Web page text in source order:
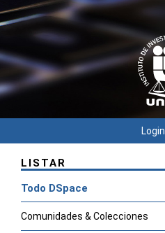
Login
LISTAR
Todo DSpace
Comunidades & Colecciones